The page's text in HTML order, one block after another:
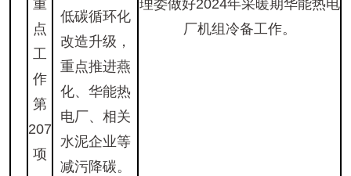
重
点
工
作
第
207
项
低碳循环化
改造升级，
重点推进燕
化、华能热
电厂、相关
水泥企业等
减污降碳。
理委做好2024年采暖期华能热电
厂机组冷备工作。